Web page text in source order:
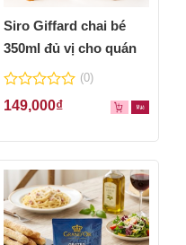
Siro Giffard chai bé
350ml đủ vị cho quán
0
out
5
(0)
149,000₫